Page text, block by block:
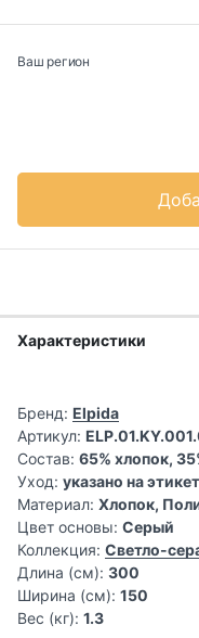
Ваш регион
Характеристики
Бренд: Elpida
Артикул:
Состав: 65% хлопок,
Уход: указано на
Материал: Хлопок,
Цвет основы: Серый
Коллекция: Светло-
Длина (см): 300
Ширина (см): 150
Вес (кг): 1.3